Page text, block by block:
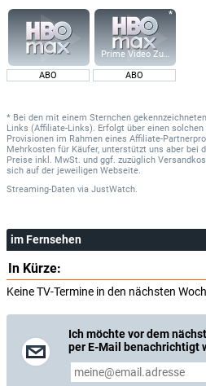
ABO
Prime Video Zusatz-Kanäle
ABO
* Bei den mit einem Sternchen
Links (Affiliate-Links). Erfolgt über einen
Provisionen im Rahmen eines Affiliate-
Mehrkosten für Käufer, unterstützt uns aber bei
Preise inkl. MwSt. und ggf. zuzüglich
sich auf der jeweiligen Webseite.
Streaming-Daten via JustWatch.
im Fernsehen
In Kürze:
Keine TV-Termine in den nächsten
Ich möchte vor dem
per E-Mail benachrichtigt